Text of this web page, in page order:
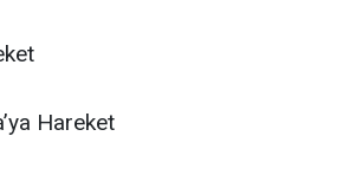
Hareket